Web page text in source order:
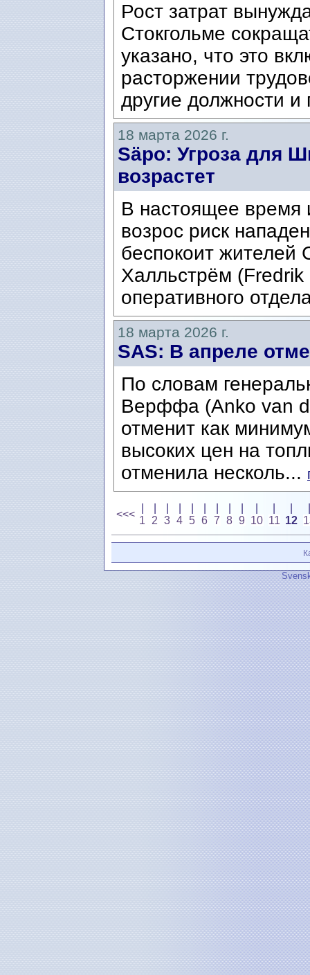
Рост затрат
Стокгольме
указано, что это
расторжении
другие должности
18 марта 2026 г.
Säpo: Угроза для
возрастет
В настоящее время
возрос риск
беспокоит жителей
Халльстрём (Fredrik
оперативного
18 марта 2026 г.
SAS: В апреле
По словам
Верффа (Anko van
отменит как
высоких цен на
отменила несколь...
<<<
1
2
3 4 5 6 7
8 9 10 11 12